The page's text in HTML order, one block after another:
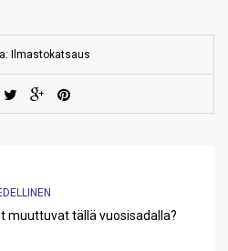
Ilmastokatsaus
muuttuvat tällä vuosisadalla?